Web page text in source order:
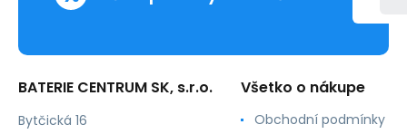
BATERIE CENTRUM SK, s.r.o.
Bytčická 16
Všetko o nákupe
Obchodní podmínky